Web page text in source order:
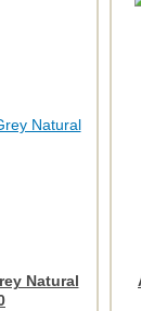
Natural